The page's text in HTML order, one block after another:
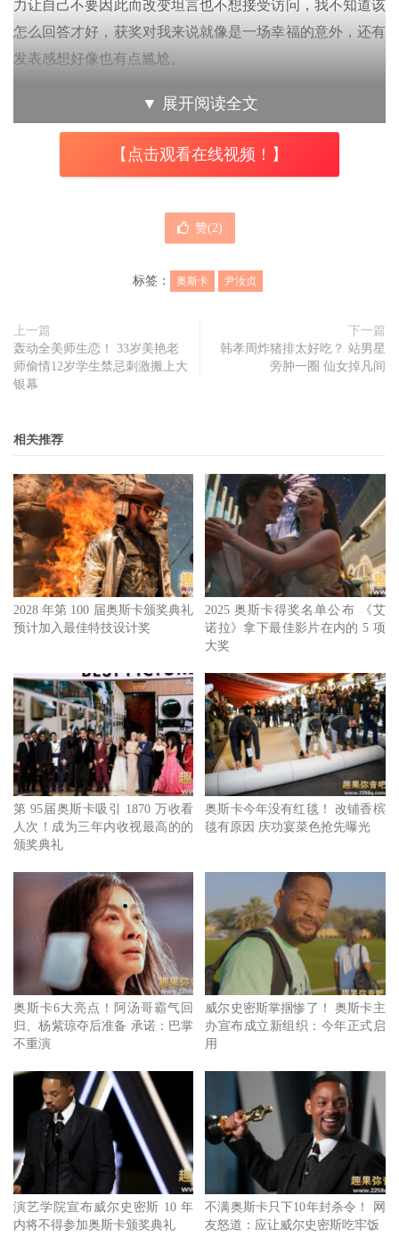
力让自己不要因此而改变坦言也不想接受访问，我不知道该
怎么回答才好，获奖对我来说就像是一场幸福的意外，还有
发表感想好像也有点尴尬。
尹汝贞说到有些明星会无缘无故吹捧，在某一瞬间又会遭到
谩骂，那真是可怕的，所以她不想太常在公开场合露面，我
是一个直言不讳的人，身为艺人，这样好像不太好，又笑说
获奖后要注意的东西太多，对我来说反而成为一种枷锁，好
多人说尊敬我，但我觉得是因为我年纪大，而不是我在事业
缺点，绝对不是个值得尊敬的人
尹汝贞表示希望自己能以演员身份被记住，但很多人似乎都
对她的人气综艺节目尹食堂的表现印象比较深刻，她也向想
成为演员的观众喊话，就像是经常做饭的人一样，如果不断
演戏，就会变得演技很好，并说走出自己的路很重要，不是
每个人都一定要成为金惠子这样的演员。
尹汝贞当年曾在声势如日中天时，选择嫁给歌手赵英男并在
美国退隐多年，随后独力抚养2子，激发她的母性，进而更
努力工作，如果不是为了养活孩子，我也不会拼命地去演
戏，可能因为我天生的母性，觉得养活孩子是我的责任，更
感性向他2个儿子道谢不然我可能不会这么努力了。
▼ 展开阅读全文
【点击观看在线视频！】
赞(2)
标签： 奥斯卡 尹汝贞
上一篇
轰动全美师生恋！ 33岁美艳老
师偷情12岁学生禁忌刺激搬上大
银幕
下一篇
韩孝周炸猪排太好吃？ 站男星
旁肿一圈 仙女掉凡间
相关推荐
2028 年第 100 届奥斯卡颁奖典礼
预计加入最佳特技设计奖
2025 奥斯卡得奖名单公布 《艾
诺拉》拿下最佳影片在内的 5 项
大奖
第 95届奥斯卡吸引 1870 万收看
人次！成为三年内收视最高的的
颁奖典礼
奥斯卡今年没有红毯！ 改铺香槟
毯有原因 庆功宴菜色抢先曝光
奥斯卡6大亮点！阿汤哥霸气回
归、杨紫琼夺后准备 承诺：巴掌
不重演
威尔史密斯掌掴惨了！ 奥斯卡主
办宣布成立新组织：今年正式启
用
演艺学院宣布威尔史密斯 10 年
内将不得参加奥斯卡颁奖典礼
不满奥斯卡只下10年封杀令！ 网
友怒道：应让威尔史密斯吃牢饭